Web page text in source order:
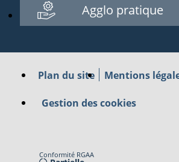
Agglo pratique
Plan du site Mentions
Gestion des cookies
Conformité RGAA